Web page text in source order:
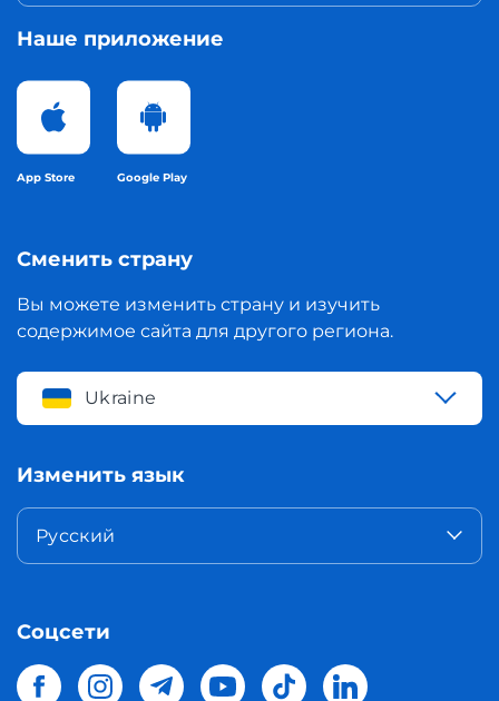
Наше приложение
App Store Google Play
Сменить страну
Вы можете изменить страну и изучить
содержимое сайта для другого региона.
Ukraine
Изменить язык
Русский
Соцсети